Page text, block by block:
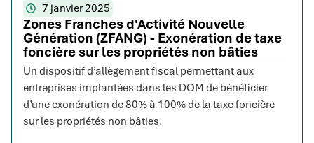
7 janvier 2025
Zones Franches d'Activité Nouvelle
Génération (ZFANG) - Exonération de taxe
foncière sur les propriétés non bâties
Un dispositif d’allègement fiscal permettant aux
entreprises implantées dans les DOM de bénéficier
d’une exonération de 80% à 100% de la taxe foncière
sur les propriétés non bâties.